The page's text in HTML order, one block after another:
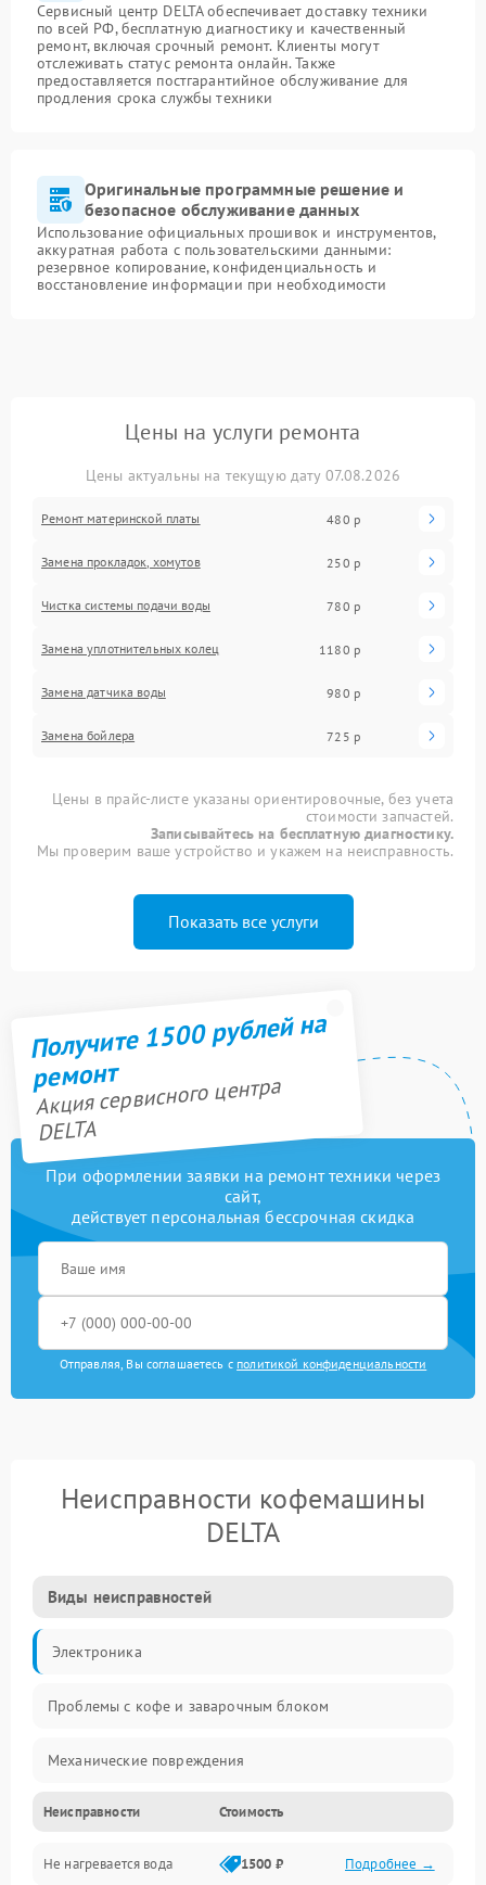
Сервисный центр DELTA обеспечивает доставку техники
по всей РФ, бесплатную диагностику и качественный
ремонт, включая срочный ремонт. Клиенты могут
отслеживать статус ремонта онлайн. Также
предоставляется постгарантийное обслуживание для
продления срока службы техники
Оригинальные программные решение и
безопасное обслуживание данных
Использование официальных прошивок и инструментов,
аккуратная работа с пользовательскими данными:
резервное копирование, конфиденциальность и
восстановление информации при необходимости
Цены на услуги ремонта
Цены актуальны на текущую дату 07.08.2026
Ремонт материнской платы 480 р
Замена прокладок, хомутов 250 р
Чистка системы подачи воды 780 р
Замена уплотнительных колец 1180 р
Замена датчика воды 980 р
Замена бойлера 725 р
Цены в прайс-листе указаны ориентировочные, без учета
стоимости запчастей.
Записывайтесь на бесплатную диагностику.
Мы проверим ваше устройство и укажем на неисправность.
Показать все услуги
Получите 1500 рублей на
ремонт
Акция сервисного центра
DELTA
При оформлении заявки на ремонт техники через
сайт,
действует персональная бессрочная скидка
Отправляя, Вы соглашаетесь с политикой конфиденциальности
Неисправности кофемашины
DELTA
Виды неисправностей
Электроника
Проблемы с кофе и заварочным блоком
Механические повреждения
Прочие неисправности
Включение и работа
Неисправности Стоимость
Не нагревается вода 1500 ₽ Подробнее →